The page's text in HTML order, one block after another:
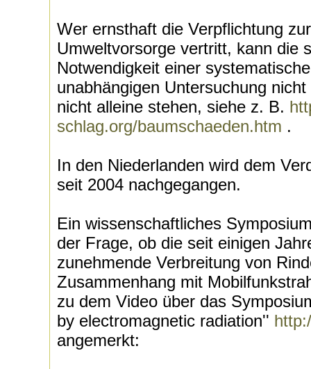
Wer ernsthaft die Verpflichtung
Umweltvorsorge vertritt, kann die
Notwendigkeit einer
unabhängigen Untersuchung
nicht alleine stehen, siehe z. B.
schlag.org/baumschaeden.htm .
In den Niederlanden wird dem
seit 2004 nachgegangen.
Ein wissenschaftliches
der Frage, ob die seit einigen
zunehmende Verbreitung von
Zusammenhang mit
zu dem Video über das
by electromagnetic radiation''
angemerkt: